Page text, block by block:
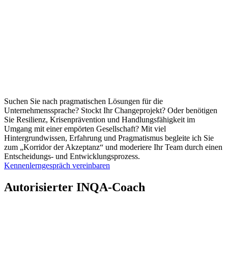
Suchen Sie nach pragmatischen Lösungen für die
Unternehmenssprache? Stockt Ihr Changeprojekt? Oder benötigen
Sie Resilienz, Krisenprävention und Handlungsfähigkeit im
Umgang mit einer empörten Gesellschaft? Mit viel
Hintergrundwissen, Erfahrung und Pragmatismus begleite ich Sie
zum „Korridor der Akzeptanz“ und moderiere Ihr Team durch einen
Entscheidungs- und Entwicklungsprozess.
Kennenlerngespräch vereinbaren
Autorisierter INQA-Coach